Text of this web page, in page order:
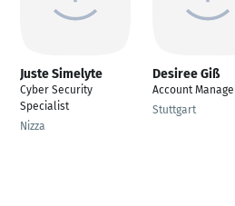
Juste Simelyte
Cyber Security
Specialist
Nizza
Desiree Giß
Account
Stuttgart